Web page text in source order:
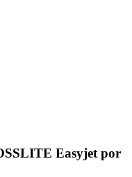
Easyjet por